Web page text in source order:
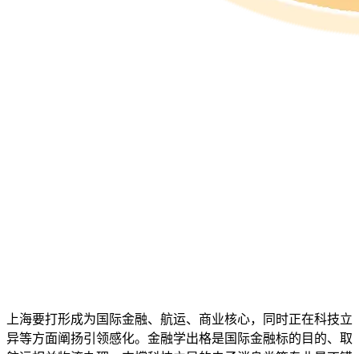
上海要打形成为国际金融、航运、商业核心，同时正在科技立
异等方面阐扬引领感化。金融学出格是国际金融标的目的、取